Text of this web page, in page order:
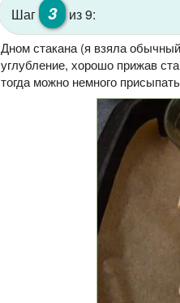
Шаг 3 из 9:
Дном стакана (я взяла
углубление, хорошо прижав
тогда можно немного